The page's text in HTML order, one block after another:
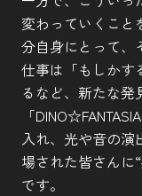
変わっていくこと
分自身にとって、
仕事は「もしかす
るなど、新たな発
「
入れ、光や音の
場された皆さんに
です。